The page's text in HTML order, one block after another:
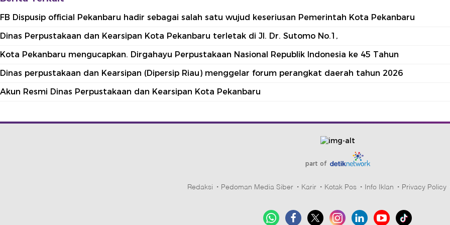
FB Dispusip official Pekanbaru hadir sebagai salah satu wujud keseriusan Pemerintah Kota Pekanbaru
Dinas Perpustakaan dan Kearsipan Kota Pekanbaru terletak di Jl. Dr. Sutomo No.1,
Kota Pekanbaru mengucapkan. Dirgahayu Perpustakaan Nasional Republik Indonesia ke 45 Tahun
Dinas perpustakaan dan Kearsipan (Dipersip Riau) menggelar forum perangkat daerah tahun 2026
Akun Resmi Dinas Perpustakaan dan Kearsipan Kota Pekanbaru
part of
Redaksi Pedoman Media Siber Karir Kotak Pos Info Iklan Privacy Policy